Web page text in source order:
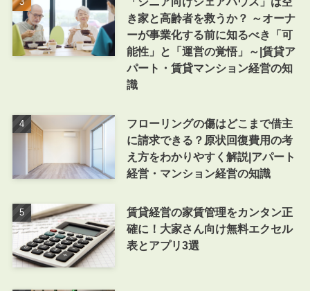
き家と高齢者を救うか？ ～オーナ
ーが事業化する前に知るべき「可
能性」と「運営の覚悟」～|賃貸ア
パート・賃貸マンション経営の知
識
フローリングの傷はどこまで借主
に請求できる？原状回復費用の考
え方をわかりやすく解説|アパート
経営・マンション経営の知識
賃貸経営の家賃管理をカンタン正
確に！大家さん向け無料エクセル
表とアプリ3選